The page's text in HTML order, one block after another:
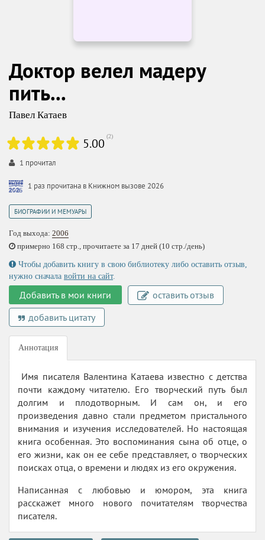
Доктор велел мадеру
пить...
Павел Катаев
5.00 (2)
1 прочитал
1 раз прочитана в Книжном вызове 2026
БИОГРАФИИ И МЕМУАРЫ
Год выхода: 2006
примерно 168 стр., прочитаете за 17 дней (10 стр./день)
Чтобы добавить книгу в свою библиотеку либо оставить отзыв,
нужно сначала войти на сайт.
Добавить в мои книги
оставить отзыв
добавить цитату
Аннотация
Имя писателя Валентина Катаева известно с детства
почти каждому читателю. Его творческий путь был
долгим и плодотворным. И сам он, и его
произведения давно стали предметом пристального
внимания и изучения исследователей. Но настоящая
книга особенная. Это воспоминания сына об отце, о
его жизни, как он ее себе представляет, о творческих
поисках отца, о времени и людях из его окружения.
Написанная с любовью и юмором, эта книга
расскажет много нового почитателям творчества
писателя.